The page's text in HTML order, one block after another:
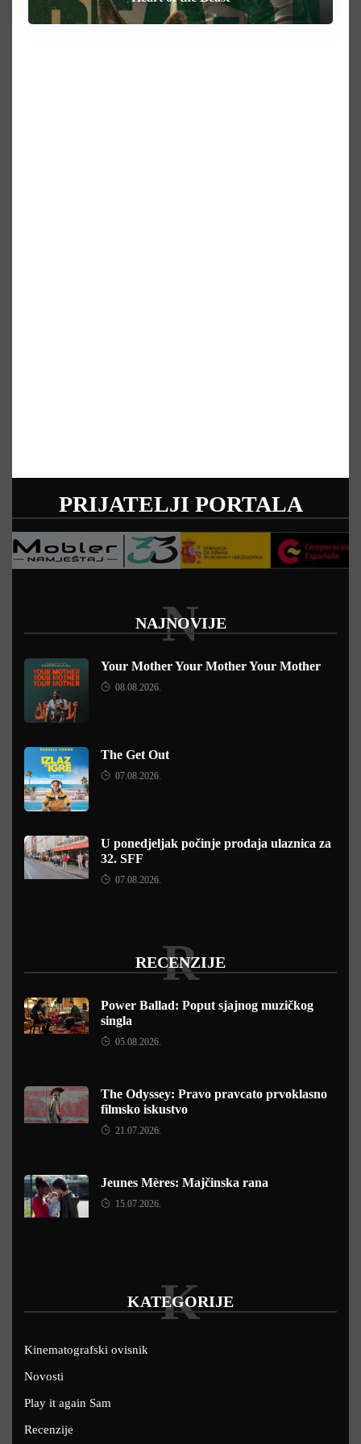
PRIJATELJI PORTALA
NAJNOVIJE
N
Your Mother Your Mother Your Mother
08.08.2026.
The Get Out
07.08.2026.
U ponedjeljak počinje prodaja ulaznica za
32. SFF
07.08.2026.
RECENZIJE
R
Power Ballad: Poput sjajnog muzičkog
singla
05.08.2026.
The Odyssey: Pravo pravcato prvoklasno
filmsko iskustvo
21.07.2026.
Jeunes Mères: Majčinska rana
15.07.2026.
KATEGORIJE
K
Kinematografski ovisnik
Novosti
Play it again Sam
Recenzije